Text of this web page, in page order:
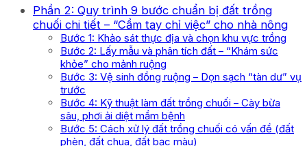
Phần 2: Quy trình 9 bước chuẩn bị đất trồng
chuối chi tiết – “Cầm tay chỉ việc” cho nhà nông
Bước 1: Khảo sát thực địa và chọn khu vực trồng
Bước 2: Lấy mẫu và phân tích đất – “Khám sức
khỏe” cho mảnh ruộng
Bước 3: Vệ sinh đồng ruộng – Dọn sạch “tàn dư” vụ
trước
Bước 4: Kỹ thuật làm đất trồng chuối – Cày bừa
sâu, phơi ải diệt mầm bệnh
Bước 5: Cách xử lý đất trồng chuối có vấn đề (đất
phèn, đất chua, đất bạc màu)